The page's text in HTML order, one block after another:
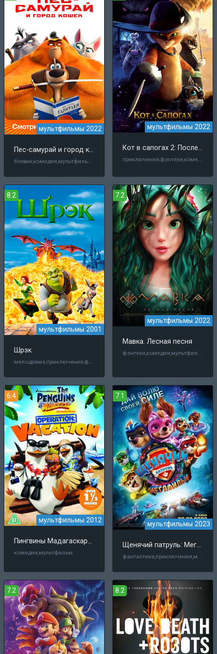
мультфильмы 2022
Пес-самурай и город кошек
боевик,комедия,мультфильм,семейный
мультфильмы 2022
Кот в сапогах 2: Последнее желание
приключения,фэнтези,комедия,мультфильм
8.2
мультфильмы 2001
Шрэк
мелодрама,приключения,фэнтези,комедия,мультфильм,семейный
7.2
мультфильмы 2022
Мавка. Лесная песня
фэнтези,комедия,мультфильм
6.4
мультфильмы 2012
Пингвины Мадагаскара: Операция «Отпуск»
комедия,мультфильм
7.1
мультфильмы 2023
Щенячий патруль: Мегафильм
фантастика,приключения,мультфильм,детский
7.2 8.2